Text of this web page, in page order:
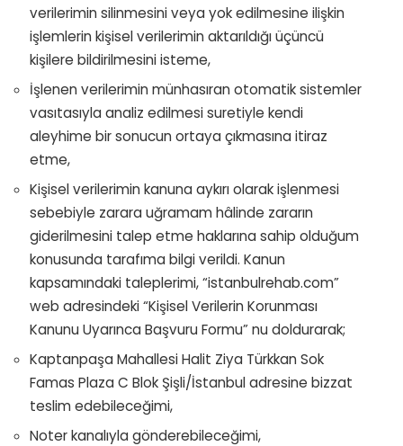
verilerimin silinmesini veya yok edilmesine ilişkin
işlemlerin kişisel verilerimin aktarıldığı üçüncü
kişilere bildirilmesini isteme,
İşlenen verilerimin münhasıran otomatik sistemler
vasıtasıyla analiz edilmesi suretiyle kendi
aleyhime bir sonucun ortaya çıkmasına itiraz
etme,
Kişisel verilerimin kanuna aykırı olarak işlenmesi
sebebiyle zarara uğramam hâlinde zararın
giderilmesini talep etme haklarına sahip olduğum
konusunda tarafıma bilgi verildi. Kanun
kapsamındaki taleplerimi, “istanbulrehab.com”
web adresindeki “Kişisel Verilerin Korunması
Kanunu Uyarınca Başvuru Formu” nu doldurarak;
Kaptanpaşa Mahallesi Halit Ziya Türkkan Sok
Famas Plaza C Blok Şişli/İstanbul adresine bizzat
teslim edebileceğimi,
Noter kanalıyla gönderebileceğimi,